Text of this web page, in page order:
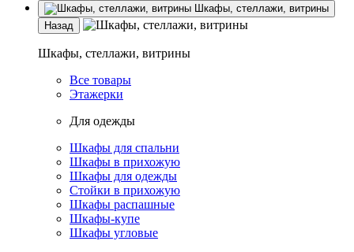
Шкафы, стеллажи, витрины
Назад
Шкафы, стеллажи, витрины
Все товары
Этажерки
Для одежды
Шкафы для спальни
Шкафы в прихожую
Шкафы для одежды
Стойки в прихожую
Шкафы распашные
Шкафы-купе
Шкафы угловые